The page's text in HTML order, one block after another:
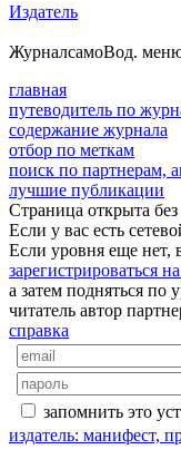
Издатель
ЖурналсамоВод.
главная
путеводитель по
содержание журнала
отбор по меткам
поиск по партнерам,
лучшие публикации
Страница открыта без
Если у вас есть
Если уровня еще нет,
зарегистрироваться
а затем подняться по
читатель автор
справка
запомнить это
издатель: манифест,